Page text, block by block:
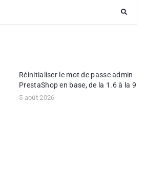
Réinitialiser le mot de passe admin
PrestaShop en base, de la 1.6 à la 9
5 août 2026